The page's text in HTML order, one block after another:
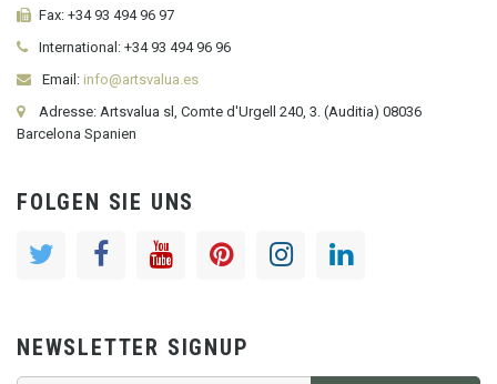
Fax: +34 93 494 96 97
International: +34 93 494 96 96
Email: info@artsvalua.es
Adresse: Artsvalua sl, Comte d'Urgell 240, 3. (Auditia) 08036
Barcelona Spanien
FOLGEN SIE UNS
NEWSLETTER SIGNUP